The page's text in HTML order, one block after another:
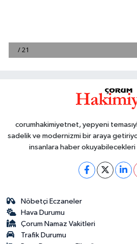
corumhakimiyetnet, yepyeni
sadelik ve modernizmi bir araya
insanlara haber okuyabilecekleri
Nöbetçi Eczaneler
Hava Durumu
Çorum Namaz Vakitleri
Trafik Durumu